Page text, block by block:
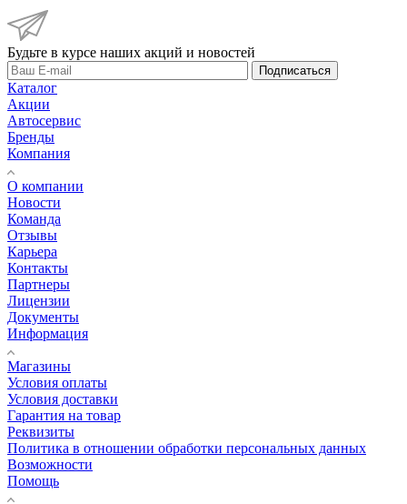
Будьте в курсе наших акций и новостей
Подписаться
Каталог
Акции
Автосервис
Бренды
Компания
О компании
Новости
Команда
Отзывы
Карьера
Контакты
Партнеры
Лицензии
Документы
Информация
Магазины
Условия оплаты
Условия доставки
Гарантия на товар
Реквизиты
Политика в отношении обработки персональных данных
Возможности
Помощь